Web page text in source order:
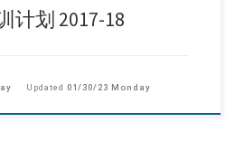
计划 2017-18
Updated 01/30/23 Monday